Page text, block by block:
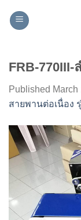
FRB-770III-
Published March
สายพานต่อเนื่อง